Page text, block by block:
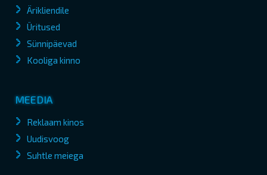
Ärikliendile
Üritused
Sünnipäevad
Kooliga kinno
MEEDIA
Reklaam kinos
Uudisvoog
Suhtle meiega